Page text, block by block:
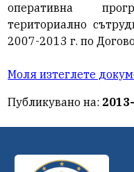
оперативна
териториално
2007-2013 г. по
Моля изтеглете
Публикувано на: